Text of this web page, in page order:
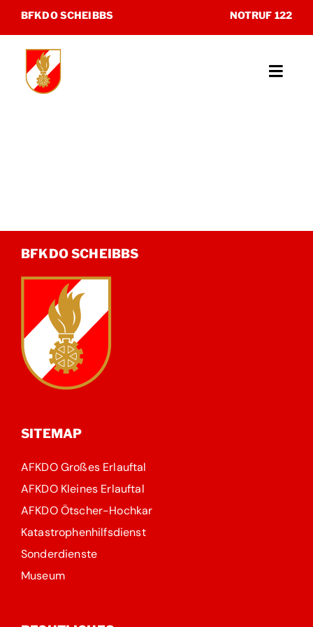
Inhalt
springen
BFKDO SCHEIBBS NOTRUF 122
Museum
BFKDO SCHEIBBS
SITEMAP
AFKDO Großes Erlauftal
AFKDO Kleines Erlauftal
AFKDO Ötscher-Hochkar
Katastrophenhilfsdienst
Sonderdienste
Museum